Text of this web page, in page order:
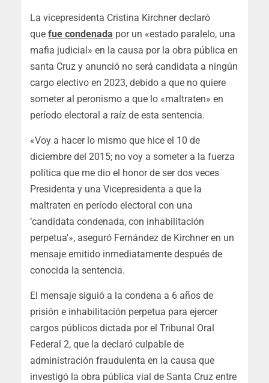
La vicepresidenta Cristina Kirchner declaró
que fue condenada por un «estado paralelo, una
mafia judicial» en la causa por la obra pública en
santa Cruz y anunció no será candidata a ningún
cargo electivo en 2023, debido a que no quiere
someter al peronismo a que lo «maltraten» en
período electoral a raíz de esta sentencia.
«Voy a hacer lo mismo que hice el 10 de
diciembre del 2015; no voy a someter a la fuerza
política que me dio el honor de ser dos veces
Presidenta y una Vicepresidenta a que la
maltraten en período electoral con una
‘candidata condenada, con inhabilitación
perpetua'», aseguró Fernández de Kirchner en un
mensaje emitido inmediatamente después de
conocida la sentencia.
El mensaje siguió a la condena a 6 años de
prisión e inhabilitación perpetua para ejercer
cargos públicos dictada por el Tribunal Oral
Federal 2, que la declaró culpable de
administración fraudulenta en la causa que
investigó la obra pública vial de Santa Cruz entre